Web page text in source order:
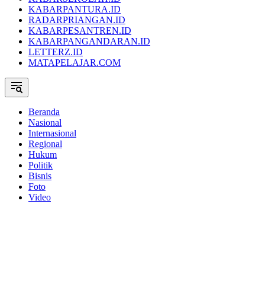
KABARPANTURA.ID
RADARPRIANGAN.ID
KABARPESANTREN.ID
KABARPANGANDARAN.ID
LETTERZ.ID
MATAPELAJAR.COM
Beranda
Nasional
Internasional
Regional
Hukum
Politik
Bisnis
Foto
Video